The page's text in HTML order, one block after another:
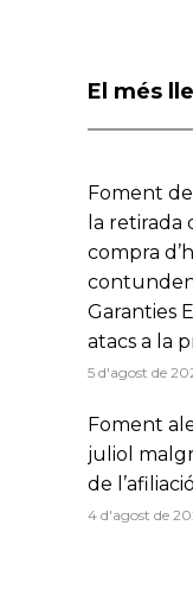
El més
Foment
la retirada
compra
Garanties
atacs a la
5 d'agost de
Foment
juliol
de l’afiliació
4 d'agost de